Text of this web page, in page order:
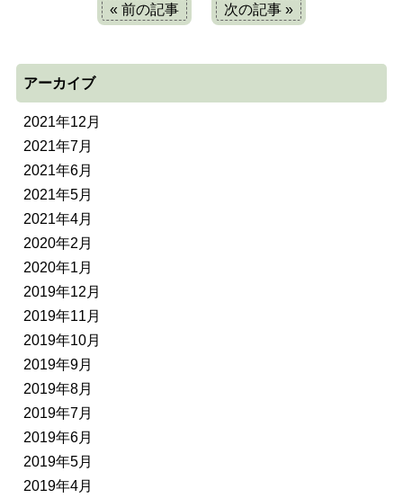
« 前の記事 次の記事 »
アーカイブ
2021年12月
2021年7月
2021年6月
2021年5月
2021年4月
2020年2月
2020年1月
2019年12月
2019年11月
2019年10月
2019年9月
2019年8月
2019年7月
2019年6月
2019年5月
2019年4月